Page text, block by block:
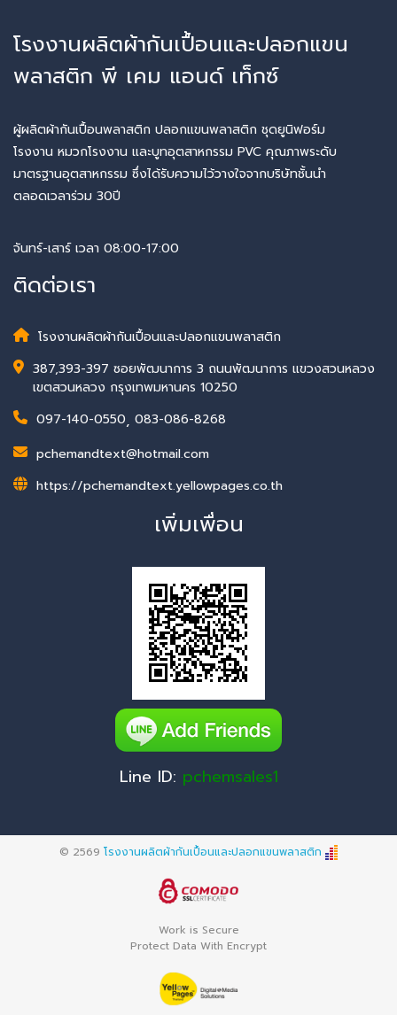
โรงงานผลิตผ้ากันเปื้อนและปลอกแขน
พลาสติก พี เคม แอนด์ เท็กซ์
ผู้ผลิตผ้ากันเปื้อนพลาสติก ปลอกแขนพลาสติก ชุดยูนิฟอร์ม
โรงงาน หมวกโรงงาน และบูทอุตสาหกรรม PVC คุณภาพระดับ
มาตรฐานอุตสาหกรรม ซึ่งได้รับความไว้วางใจจากบริษัทชั้นนำ
ตลอดเวลาร่วม 30ปี
จันทร์-เสาร์ เวลา 08:00-17:00
ติดต่อเรา
โรงงานผลิตผ้ากันเปื้อนและปลอกแขนพลาสติก
387,393-397 ซอยพัฒนาการ 3 ถนนพัฒนาการ แขวงสวนหลวง
เขตสวนหลวง กรุงเทพมหานคร 10250
097-140-0550, 083-086-8268
pchemandtext@hotmail.com
https://pchemandtext.yellowpages.co.th
เพิ่มเพื่อน
Line ID: pchemsales1
© 2569 โรงงานผลิตผ้ากันเปื้อนและปลอกแขนพลาสติก
Work is Secure
Protect Data With Encrypt